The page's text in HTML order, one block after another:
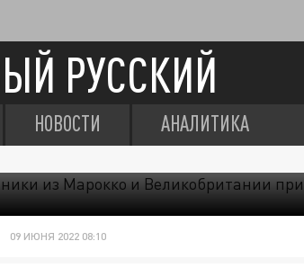
РУССКИЙ
НОВОСТИ АНАЛИТИКА
09 ИЮНЯ 2022 08:10